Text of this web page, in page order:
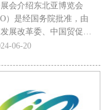
会介绍东北亚博览会
）是经国务院批准，由
展改革委、中国贸促会
府共同主办，由东北亚
06-20